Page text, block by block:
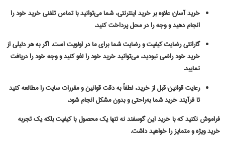
خرید آسان:علاوه بر خرید اینترنتی، شما می‌توانید با تماس تلفنی خرید خود را
انجام دهید و وجه را در محل پرداخت کنید.
گارانتی رضایت:کیفیت و رضایت شما برای ما در اولویت است. اگر به هر دلیلی از
خرید خود راضی نبودید، می‌توانید خرید خود را لغو کنید و وجه خود را دریافت
نمایید.
رعایت قوانین:قبل از خرید، لطفاً به دقت قوانین و مقررات سایت را مطالعه کنید
تا فرآیند خرید شما به‌راحتی و بدون مشکل انجام شود.
فراموش نکنید که با خرید این گوسفند نه تنها یک محصول با کیفیت بلکه یک تجربه
خرید ویژه و متمایز را خواهید داشت.